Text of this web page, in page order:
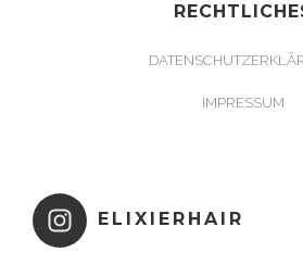
IMPRESSUM
ELIXIERHAIR